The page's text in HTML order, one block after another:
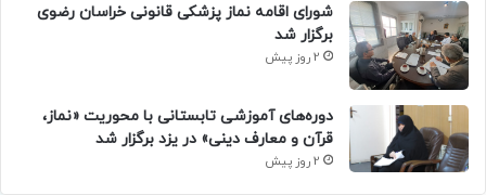
شورای اقامه نماز پزشکی قانونی خراسان رضوی
برگزار شد
2 روز پیش
دوره‌های آموزشی تابستانی با محوریت «نماز،
قرآن و معارف دینی» در یزد برگزار شد
2 روز پیش